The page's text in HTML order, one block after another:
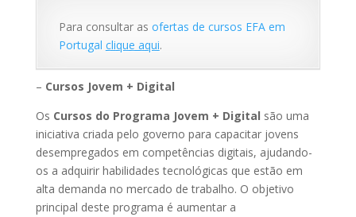
Para consultar as ofertas de cursos EFA em
Portugal clique aqui.
– Cursos Jovem + Digital
Os Cursos do Programa Jovem + Digital são uma
iniciativa criada pelo governo para capacitar jovens
desempregados em competências digitais, ajudando-
os a adquirir habilidades tecnológicas que estão em
alta demanda no mercado de trabalho. O objetivo
principal deste programa é aumentar a